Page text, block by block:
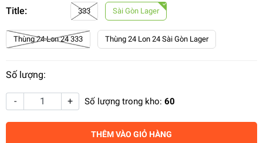
Title: 333 Sài Gòn Lager
Thùng 24 Lon 24 333 Thùng 24 Lon 24 Sài Gòn Lager
Số lượng:
- + Số lượng trong kho: 60
THÊM VÀO GIỎ HÀNG